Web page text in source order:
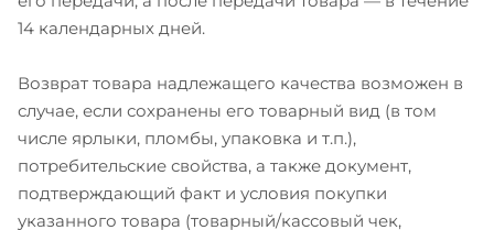
14 календарных дней.
Возврат товара надлежащего качества возможен в
случае, если сохранены его товарный вид (в том
числе ярлыки, пломбы, упаковка и т.п.),
потребительские свойства, а также документ,
подтверждающий факт и условия покупки
указанного товара (товарный/кассовый чек,